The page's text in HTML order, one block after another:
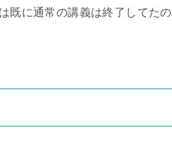
既に通常の講義は終了してたの